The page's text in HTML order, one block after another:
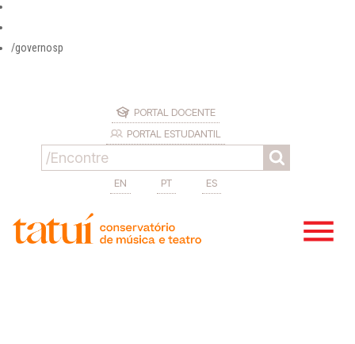
/governosp
PORTAL DOCENTE
PORTAL ESTUDANTIL
EN PT ES